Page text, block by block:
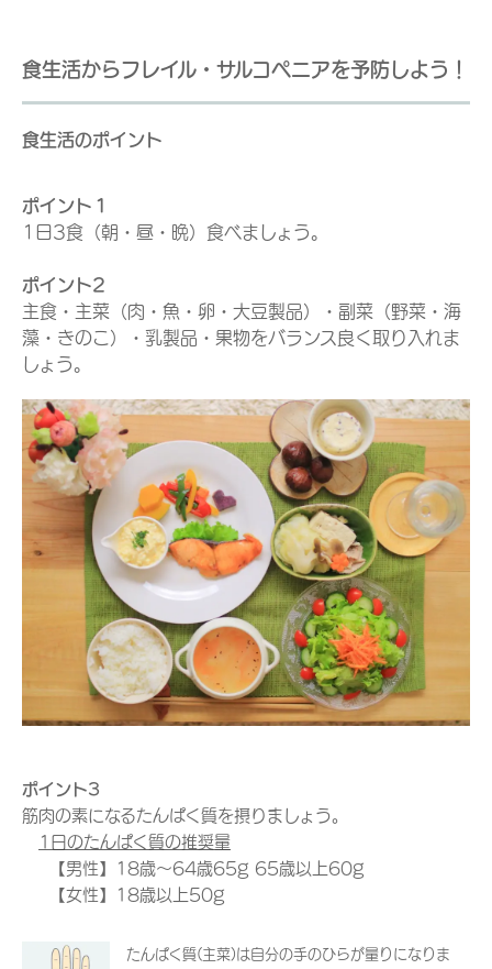
食生活からフレイル・サルコペニアを予防しよう！
食生活のポイント
ポイント１
1日3食（朝・昼・晩）食べましょう。
ポイント2
主食・主菜（肉・魚・卵・大豆製品）・副菜（野菜・海
藻・きのこ）・乳製品・果物をバランス良く取り入れま
しょう。
ポイント3
筋肉の素になるたんぱく質を摂りましょう。
1日のたんぱく質の推奨量
【男性】18歳～64歳65g 65歳以上60g
【女性】18歳以上50g
たんぱく質(主菜)は自分の手のひらが量りになりま